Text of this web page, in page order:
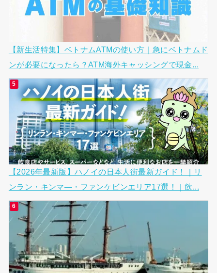
【新生活特集】ベトナムATMの使い方｜急にベトナムド
ンが必要になったら？ATM海外キャッシングで現金...
【2026年最新版】ハノイの日本人街最新ガイド！｜リ
ンラン・キンマ―・ファンケビンエリア17選！｜飲...